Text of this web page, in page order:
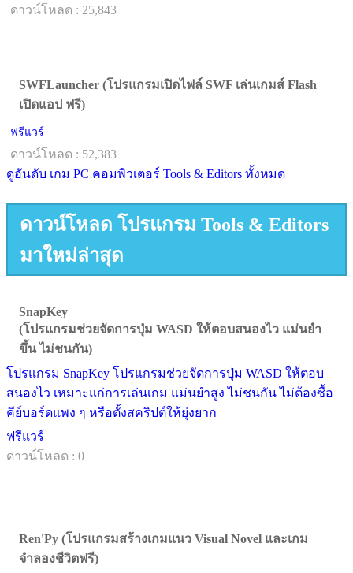
ดาวน์โหลด : 25,843
SWFLauncher (โปรแกรมเปิดไฟล์ SWF เล่นเกมส์ Flash
เปิดแอป ฟรี)
ฟรีแวร์
ดาวน์โหลด : 52,383
ดูอันดับ เกม PC คอมพิวเตอร์ Tools & Editors ทั้งหมด
ดาวน์โหลด โปรแกรม Tools & Editors
มาใหม่ล่าสุด
SnapKey
(โปรแกรมช่วยจัดการปุ่ม WASD ให้ตอบสนองไว แม่นยำ
ขึ้น ไม่ชนกัน)
โปรแกรม SnapKey โปรแกรมช่วยจัดการปุ่ม WASD ให้ตอบ
สนองไว เหมาะแก่การเล่นเกม แม่นยำสูง ไม่ชนกัน ไม่ต้องซื้อ
คีย์บอร์ดแพง ๆ หรือตั้งสคริปต์ให้ยุ่งยาก
ฟรีแวร์
ดาวน์โหลด : 0
Ren'Py (โปรแกรมสร้างเกมแนว Visual Novel และเกม
จำลองชีวิตฟรี)